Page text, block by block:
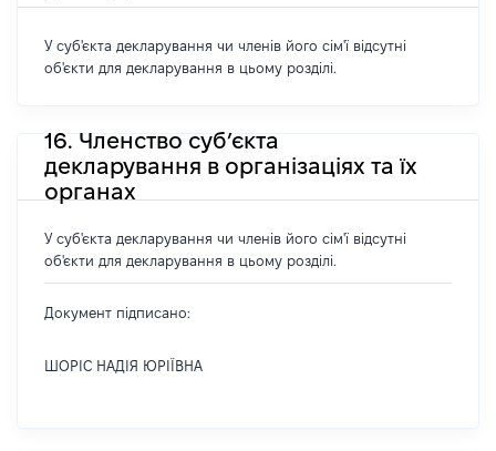
У суб'єкта декларування чи членів його сім'ї відсутні
об'єкти для декларування в цьому розділі.
16. Членство суб’єкта
декларування в організаціях та їх
органах
У суб'єкта декларування чи членів його сім'ї відсутні
об'єкти для декларування в цьому розділі.
Документ підписано:
ШОРІС НАДІЯ ЮРІЇВНА